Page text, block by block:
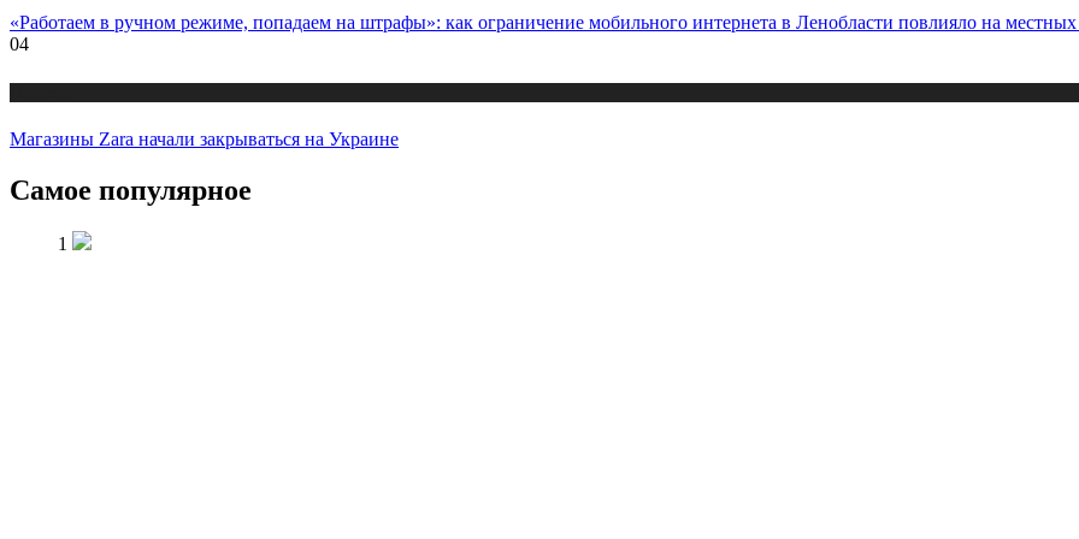
«Работаем в ручном режиме, попадаем на штрафы»: как ограничение мобильного интернета в Ленобласти повлияло на
04
Магазины Zara начали закрываться на Украине
Самое популярное
1